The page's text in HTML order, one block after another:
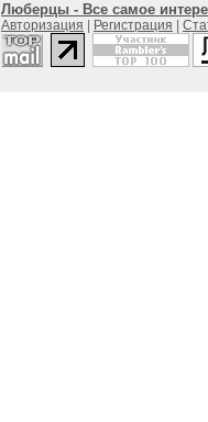
Люберцы - Все самое
Авторизация Регистрация